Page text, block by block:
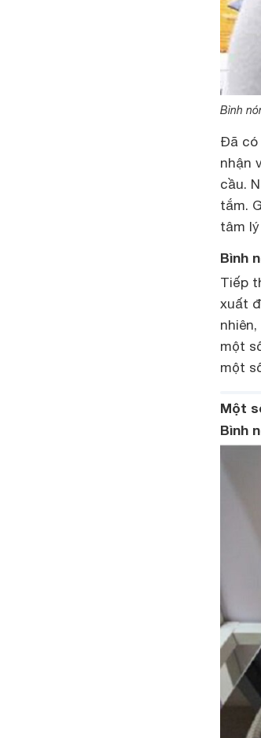
Bình
Đã có
nhận
cầu.
tắm.
tâm
Bình
Tiếp
xuất
một
một
Một
Bình